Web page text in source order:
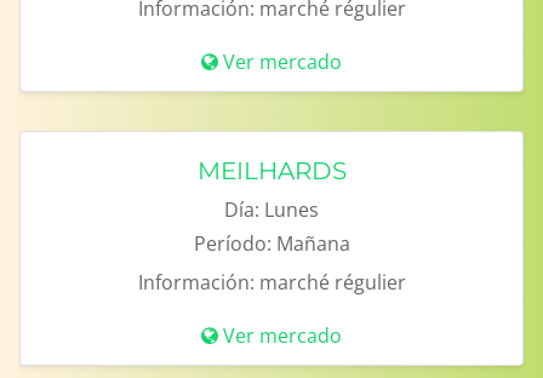
Información: marché régulier
Ver mercado
MEILHARDS
Día: Lunes
Período: Mañana
Información: marché régulier
Ver mercado